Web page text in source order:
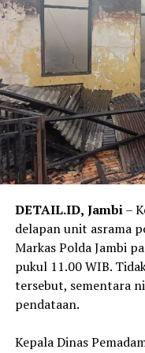
permintaan dalam
kita cegah agar tidak
korban penipuan,”
Kejati Jambi.
‎Kejati Jambi meminta
mempercayai pesan,
mengatasnamakan
diminta tidak
perbankan, kode
kepada pihak yang
‎Selain itu, masyarakat
konfirmasi melalui
menerima permintaan
melaporkannya
menemukan atau
tersebut.
DETAIL.ID, Jambi–
delapan unit asrama
Markas Polda Jambi
pukul 11.00 WIB.
tersebut, sementara
pendataan.
‎Kepala Dinas